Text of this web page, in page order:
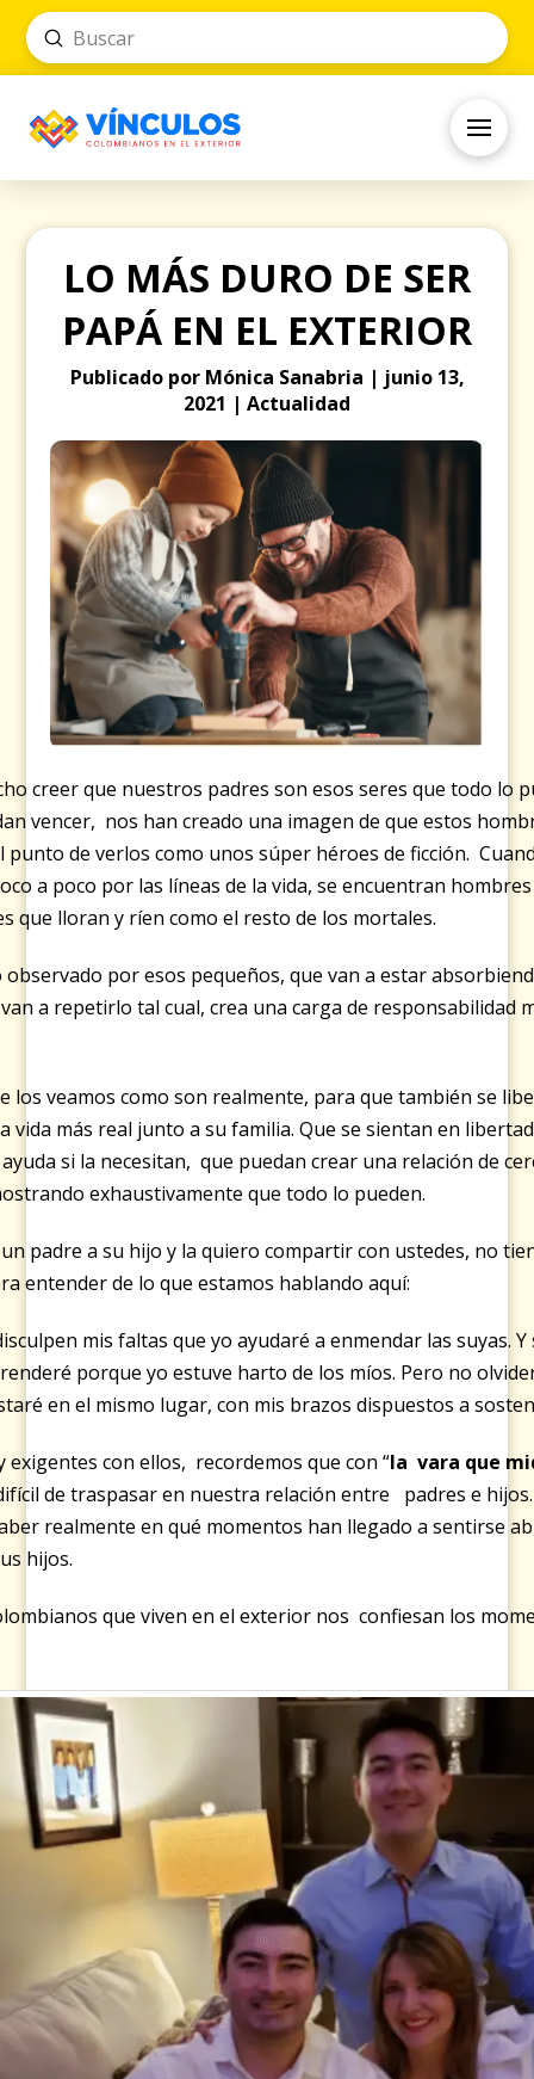
Search
Submit
LO MÁS DURO DE SER
PAPÁ EN EL EXTERIOR
Publicado por Mónica Sanabria | junio 13,
2021 | Actualidad
creer que nuestros padres son esos seres que todo lo
vencer, nos han creado una imagen de que estos
de verlos como unos súper héroes de ficción.
a poco por las líneas de la vida, se encuentran
que lloran y ríen como el resto de los mortales.
observado por esos pequeños, que van a estar
a repetirlo tal cual, crea una carga de responsabilidad
los veamos como son realmente, para que también se
vida más real junto a su familia. Que se sientan en
si la necesitan, que puedan crear una relación de
exhaustivamente que todo lo pueden.
padre a su hijo y la quiero compartir con ustedes, no
entender de lo que estamos hablando aquí:
mis faltas que yo ayudaré a enmendar las suyas.
porque yo estuve harto de los míos. Pero no
en el mismo lugar, con mis brazos dispuestos a
con ellos, recordemos que con “la vara que
de traspasar en nuestra relación entre padres e
realmente en qué momentos han llegado a sentirse
hijos.
que viven en el exterior nos confiesan los